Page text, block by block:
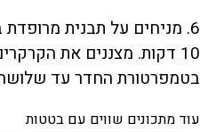
10 דקות. מצננים את
בטמפרטורת החדר עד
עוד מתכונים שווים עם בטטות